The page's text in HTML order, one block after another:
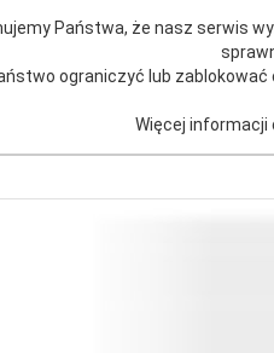
Państwa, że nasz serwis
ograniczyć lub
Więcej informacji